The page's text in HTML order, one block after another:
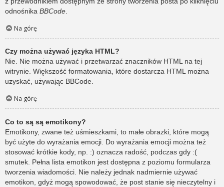
odnośnika BBCode
Na górę
Czy można używać języka HTML?
Nie. Nie można używać i przetwarzać znaczników HTML na tej
witrynie. Większość formatowania, które dostarcza HTML można
uzyskać, używając BBCode.
Na górę
Co to są są emotikony?
Emotikony, zwane też uśmieszkami, to małe obrazki, które mogą
być użyte do wyrażania emocji. Do wyrażania emocji można też
stosować krótkie kody, np. :) oznacza radość, podczas gdy :(
smutek. Pełna lista emotikon jest dostępna z poziomu formularza
tworzenia wiadomości. Nie należy jednak nadmiernie używać
emotikon, gdyż mogą spowodować, że post stanie się nieczytelny i